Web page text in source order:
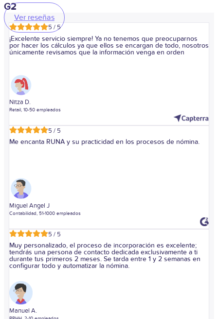
G2
Ver reseñas
5 / 5
¡Excelente servicio siempre! Ya no tenemos que preocuparnos
por hacer los cálculos ya que ellos se encargan de todo, nosotros
únicamente revisamos que la información venga en orden
Nitza D.
Retail, 10-50 empleados
5 / 5
Me encanta RUNA y su practicidad en los procesos de nómina.
Miguel Angel J
Contabilidad, 51-1000 empleados
5 / 5
Muy personalizado, el proceso de incorporación es excelente;
tendrás una persona de contacto dedicada exclusivamente a ti
durante tus primeros 2 meses. Se tarda entre 1 y 2 semanas en
configurar todo y automatizar la nómina.
Manuel A.